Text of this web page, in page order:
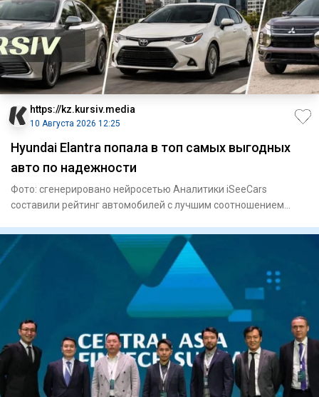
https://kz.kursiv.media
10 Августа 2026 12:25
Hyundai Elantra попала в топ самых выгодных
авто по надежности
Фото: сгенерировано нейросетью Аналитики iSeeCars
составили рейтинг автомобилей с лучшим соотношением